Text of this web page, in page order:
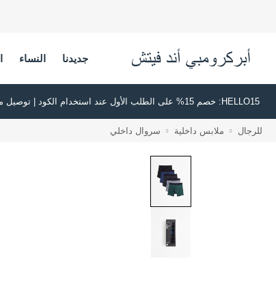
جديدنا النساء
HELLO15: خصم 15% على الطلب الأول عند استخدام الكود | توصيل مجاني على جميع الطلبات بقيمة 500 ريال سعودي أو أكثر | اشترِ الآن وادفع لاحقًا عبر تابي وتمارا
للرجال ملابس داخلية سروال داخلي